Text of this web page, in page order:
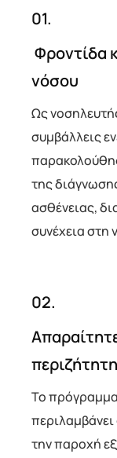
01.
Φροντίδα
νόσου
Ως
συμβάλλεις
της
ασθένειας,
συνέχεια στη
02.
Το
περιλαμβάνει
την παροχή